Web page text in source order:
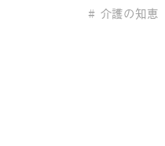
介護の知恵